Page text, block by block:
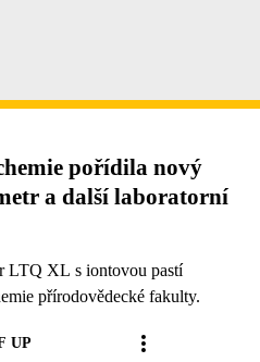
pořídila nový
a další laboratorní
LTQ XL s iontovou pastí
přírodovědecké fakulty.
UP